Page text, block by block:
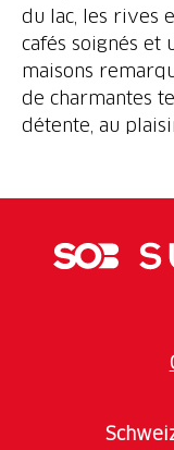
du lac, les rives
cafés soignés et
maisons
de charmantes
détente, au